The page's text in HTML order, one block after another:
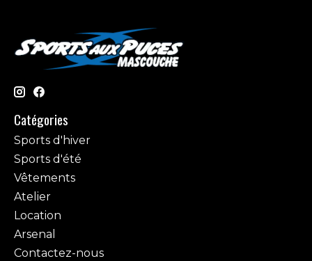
Catégories
Sports d'hiver
Sports d'été
Vêtements
Atelier
Location
Arsenal
Contactez-nous